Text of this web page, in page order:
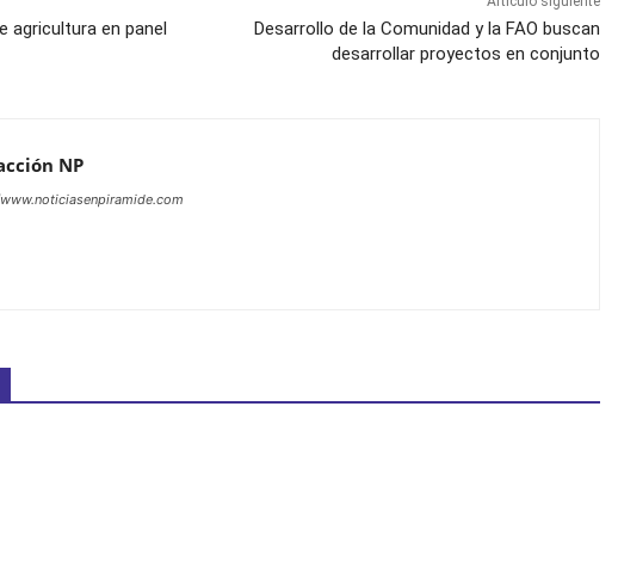
agricultura en panel
Desarrollo de la Comunidad y la FAO buscan
desarrollar proyectos en conjunto
NP